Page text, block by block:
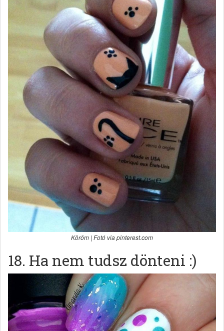
Köröm | Fotó via pinterest.com
18. Ha nem tudsz dönteni :)